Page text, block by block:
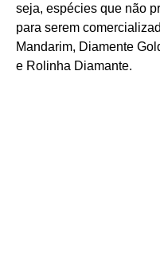
seja, espécies que não
para serem
Mandarim, Diamente
e Rolinha Diamante.